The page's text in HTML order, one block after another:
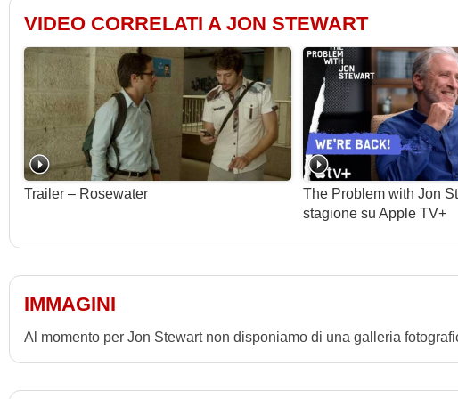
VIDEO CORRELATI A JON STEWART
Trailer – Rosewater
The Problem with Jon
stagione su Apple TV+
IMMAGINI
Al momento per Jon Stewart non disponiamo di una galleria